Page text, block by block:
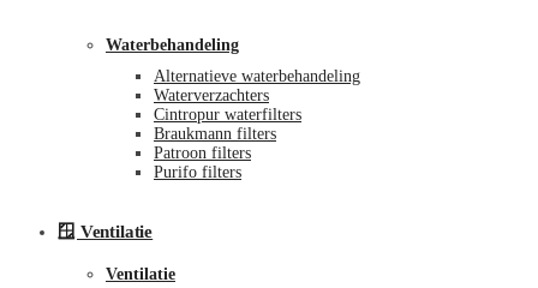
Waterbehandeling
Alternatieve waterbehandeling
Waterverzachters
Cintropur waterfilters
Braukmann filters
Patroon filters
Purifo filters
🪟 Ventilatie
Ventilatie